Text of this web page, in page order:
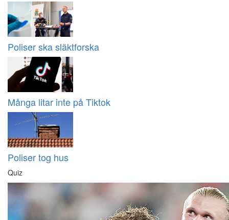
Poliser ska släktforska
Många litar inte på Tiktok
Poliser tog hus
Quiz